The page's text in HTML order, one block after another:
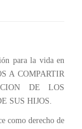
para la vida en
A COMPARTIR
DE LOS
SUS HIJOS.
como derecho de